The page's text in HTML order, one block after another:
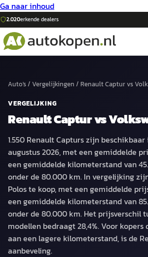
Ga naar inhoud
2.020erkende dealers
Auto's/ Vergelijkingen / Renault Capturvs
VERGELIJKING
Renault Capturvs
1.550 Renault Capturs zijn
augustus 2026, met een gemiddelde
een gemiddelde kilometerstand van
onder de 80.000 km. In vergelijking
Polos te koop, met een gemiddelde
een gemiddelde kilometerstand van
onder de 80.000 km. Het prijsverschil
modellen bedraagt 28,4%. Voor
aan een lagere kilometerstand, is de
aanbeveling.